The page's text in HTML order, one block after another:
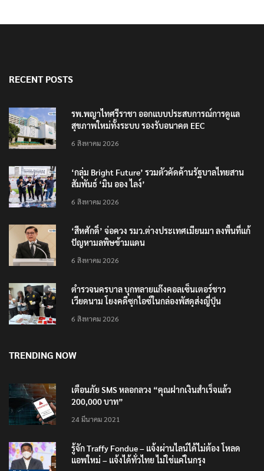
สุขภาพใหม่ทั้งระบบ รองรับอนาคต EEC
6 สิงหาคม 2026
สัมพันธ์ ‘มิน ออง ไลง์’
6 สิงหาคม 2026
ปัญหามลพิษข้ามแดน
6 สิงหาคม 2026
เวียดนาม โยงคดีซุกไอซ์ในกล่องพัสดุส่งญี่ปุ่น
6 สิงหาคม 2026
200,000 บาท”
24 มีนาคม 2021
แอพใหม่ – แจ้งได้ทั่วไทย ไม่ใช่แค่ในกรุง
25 มิถุนายน 2022